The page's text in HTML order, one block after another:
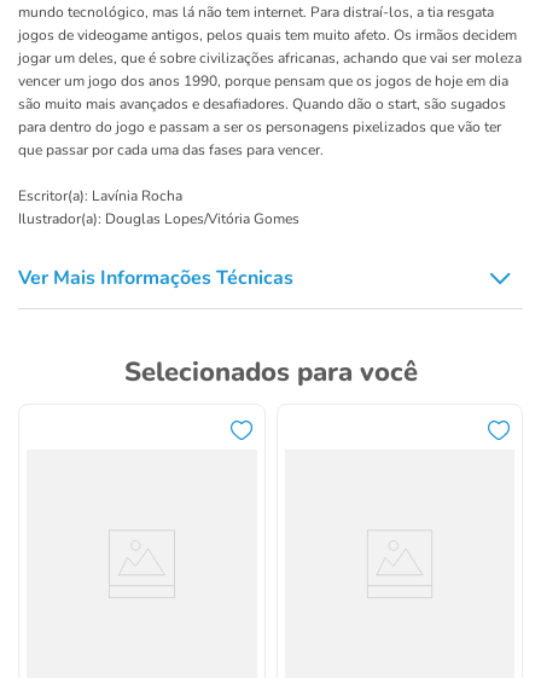
mundo tecnológico, mas lá não tem internet. Para distraí-los, a tia resgata
jogos de videogame antigos, pelos quais tem muito afeto. Os irmãos decidem
jogar um deles, que é sobre civilizações africanas, achando que vai ser moleza
vencer um jogo dos anos 1990, porque pensam que os jogos de hoje em dia
são muito mais avançados e desafiadores. Quando dão o start, são sugados
para dentro do jogo e passam a ser os personagens pixelizados que vão ter
que passar por cada uma das fases para vencer.
Escritor(a): Lavínia Rocha
Ilustrador(a): Douglas Lopes/Vitória Gomes
Ver Mais Informações Técnicas
Selecionados para você